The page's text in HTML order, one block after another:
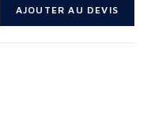
AJOUTER AU DEVIS